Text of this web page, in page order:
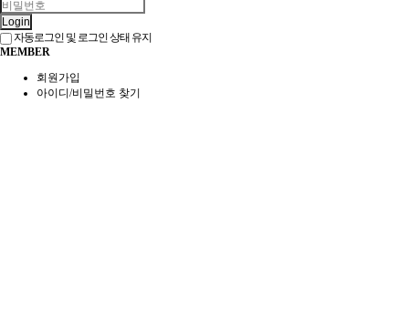
Login
자동로그인 및 로그인 상태 유지
MEMBER
회원가입
아이디/비밀번호 찾기